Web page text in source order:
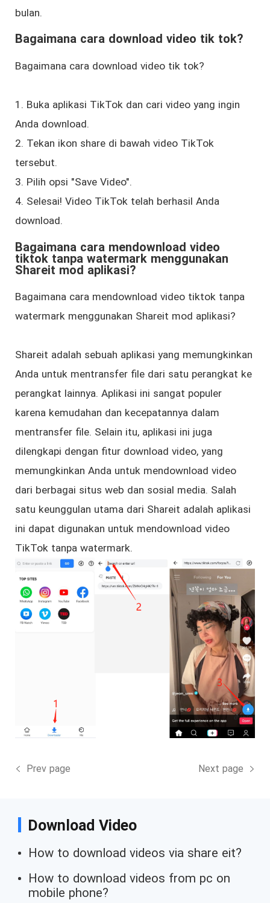
bulan.
Bagaimana cara download video tik tok?
Bagaimana cara download video tik tok?
1. Buka aplikasi TikTok dan cari video yang ingin
Anda download.
2. Tekan ikon share di bawah video TikTok
tersebut.
3. Pilih opsi "Save Video".
4. Selesai! Video TikTok telah berhasil Anda
download.
Bagaimana cara mendownload video
tiktok tanpa watermark menggunakan
Shareit mod aplikasi?
Bagaimana cara mendownload video tiktok tanpa
watermark menggunakan Shareit mod aplikasi?
Shareit adalah sebuah aplikasi yang memungkinkan
Anda untuk mentransfer file dari satu perangkat ke
perangkat lainnya. Aplikasi ini sangat populer
karena kemudahan dan kecepatannya dalam
mentransfer file. Selain itu, aplikasi ini juga
dilengkapi dengan fitur download video, yang
memungkinkan Anda untuk mendownload video
dari berbagai situs web dan sosial media. Salah
satu keunggulan utama dari Shareit adalah aplikasi
ini dapat digunakan untuk mendownload video
TikTok tanpa watermark.
Prev page Next page
Download Video
How to download videos via share eit?
How to download videos from pc on
mobile phone?